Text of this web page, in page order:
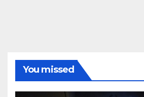
You missed